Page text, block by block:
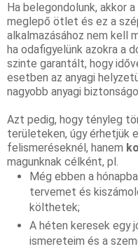
Ha belegondolunk, akkor
meglepő ötlet és ez a
alkalmazásához nem kell
ha odafigyelünk azokra a
szinte garantált, hogy
esetben az anyagi
nagyobb anyagi
Azt pedig, hogy tényleg
területeken, úgy érhetjük
felismeréseknél, hanem
magunknak célként, pl.
Még ebben a
tervemet és
költhetek;
A héten keresek egy
ismereteim és a